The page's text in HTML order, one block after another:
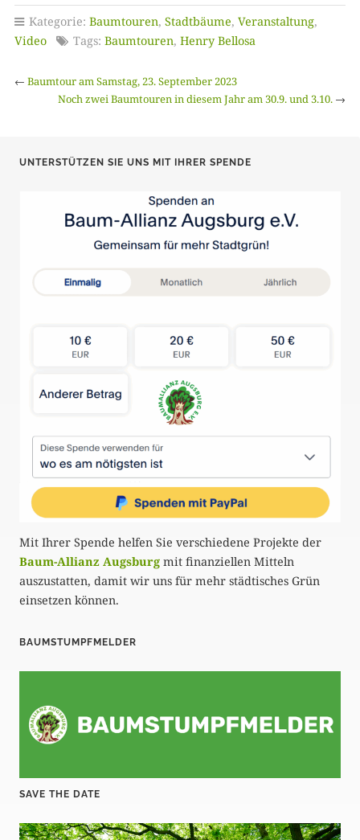
Kategorie: Baumtouren, Stadtbäume, Veranstaltung,
Video
Tags: Baumtouren, Henry Bellosa
← Baumtour am Samstag, 23. September 2023
Noch zwei Baumtouren in diesem Jahr am 30.9. und 3.10. →
UNTERSTÜTZEN SIE UNS MIT IHRER SPENDE
Mit Ihrer Spende helfen Sie verschiedene Projekte der
Baum-Allianz Augsburg mit finanziellen Mitteln
auszustatten, damit wir uns für mehr städtisches Grün
einsetzen können.
BAUMSTUMPFMELDER
SAVE THE DATE